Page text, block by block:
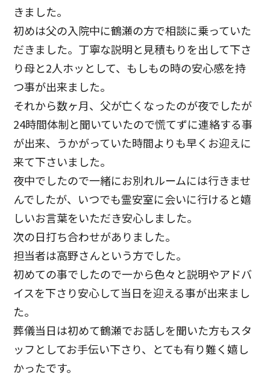
きました。
初めは父の入院中に鶴瀬の方で相談に乗っていた
だきました。丁寧な説明と見積もりを出して下さ
り母と2人ホッとして、もしもの時の安心感を持
つ事が出来ました。
それから数ヶ月、父が亡くなったのが夜でしたが
24時間体制と聞いていたので慌てずに連絡する事
が出来、うかがっていた時間よりも早くお迎えに
来て下さいました。
夜中でしたので一緒にお別れルームには行きませ
んでしたが、いつでも霊安室に会いに行けると嬉
しいお言葉をいただき安心しました。
次の日打ち合わせがありました。
担当者は高野さんという方でした。
初めての事でしたので一から色々と説明やアドバ
イスを下さり安心して当日を迎える事が出来まし
た。
葬儀当日は初めて鶴瀬でお話しを聞いた方もスタ
ッフとしてお手伝い下さり、とても有り難く嬉し
かったです。